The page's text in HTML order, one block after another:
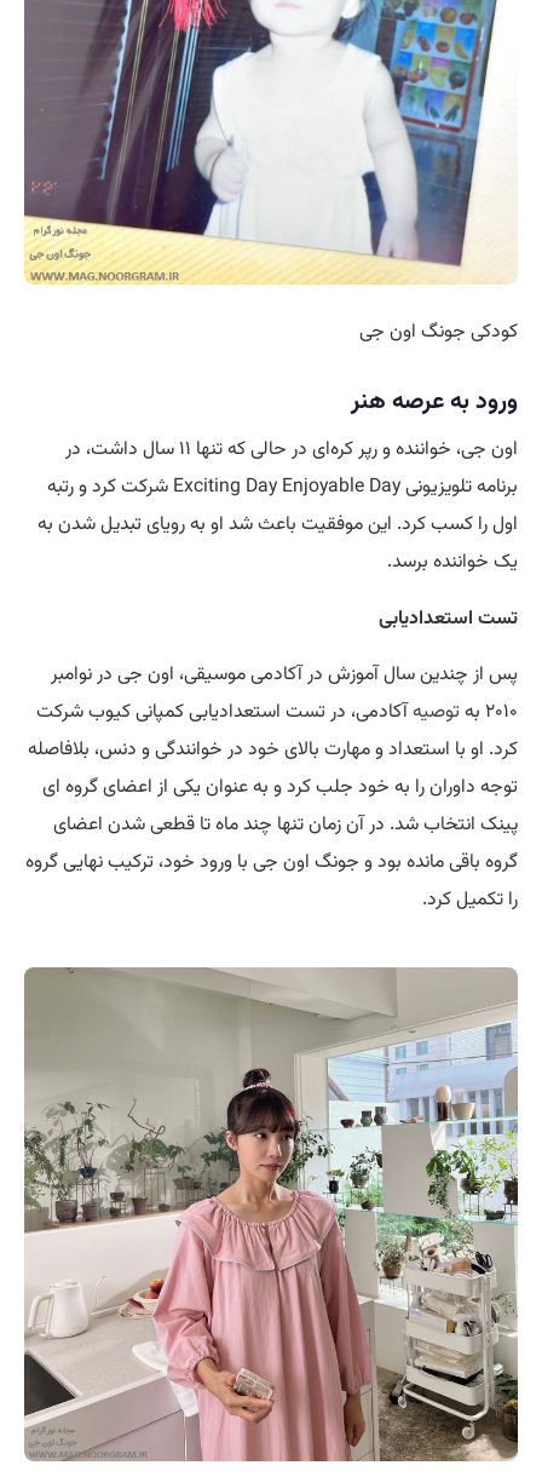
کودکی جونگ اون جی
ورود به عرصه هنر
اون جی، خواننده و رپر کره‌ای در حالی که تنها ۱۱ سال داشت، در
برنامه تلویزیونی Exciting Day Enjoyable Day شرکت کرد و رتبه
اول را کسب کرد. این موفقیت باعث شد او به رویای تبدیل شدن به
یک خواننده برسد.
تست استعدادیابی
پس از چندین سال آموزش در آکادمی موسیقی، اون جی در نوامبر
۲۰۱۰ به
توصیهآکادمی، در تست استعدادیابی کمپانی کیوب شرکت
کرد. او با استعداد و مهارت بالای خود در خوانندگی و دنس، بلافاصله
توجه داوران را به خود جلب کرد و به عنوان یکی از اعضای گروه ای
پینک انتخاب شد. در آن زمان تنها چند ماه تا قطعی شدن اعضای
گروه باقی مانده بود و جونگ اون جی با ورود خود، ترکیب نهایی گروه
را تکمیل کرد.